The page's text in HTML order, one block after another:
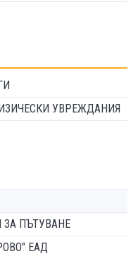
УВРЕЖДАНИЯ
ПЪТУВАНЕ
ЕАД